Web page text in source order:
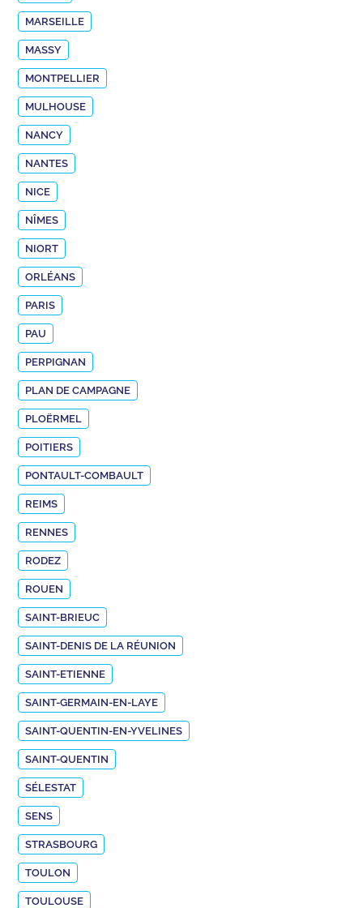
MARSEILLE
MASSY
MONTPELLIER
MULHOUSE
NANCY
NANTES
NICE
NÎMES
NIORT
ORLÉANS
PARIS
PAU
PERPIGNAN
PLAN DE CAMPAGNE
PLOËRMEL
POITIERS
PONTAULT-COMBAULT
REIMS
RENNES
RODEZ
ROUEN
SAINT-BRIEUC
SAINT-DENIS DE LA RÉUNION
SAINT-ETIENNE
SAINT-GERMAIN-EN-LAYE
SAINT-QUENTIN-EN-YVELINES
SAINT-QUENTIN
SÉLESTAT
SENS
STRASBOURG
TOULON
TOULOUSE